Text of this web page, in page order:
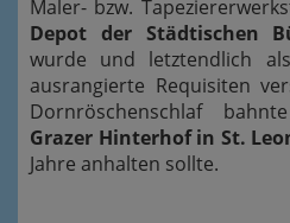
Maler- bzw.
Depot der Städtischen
wurde und letztendlich
ausrangierte Requisiten
Dornröschenschlaf
Grazer Hinterhof in St.
Jahre anhalten sollte.